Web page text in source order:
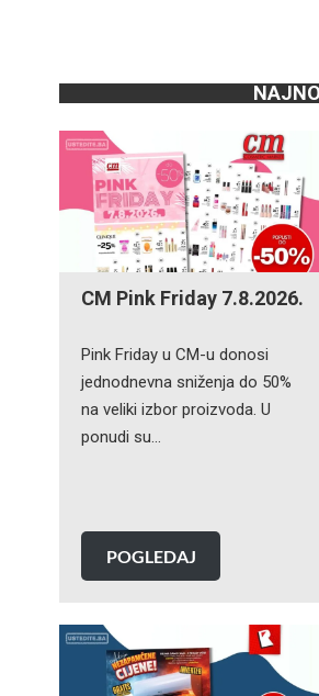
CM Pink Friday 7.8.2026.
Pink Friday u CM-u donosi
jednodnevna sniženja do 50%
na veliki izbor proizvoda. U
ponudi su…
POGLEDAJ